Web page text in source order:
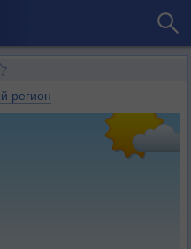
регион